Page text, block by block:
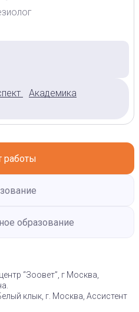
Академика
работы
образование
“Зоовет”, г Москва,
клык, г. Москва, Ассистент